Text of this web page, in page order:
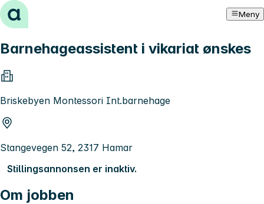
Hopp til innhold Meny
Barnehageassistent i vikariat ønskes
Briskebyen Montessori Int.barnehage
Stangevegen 52, 2317 Hamar
Stillingsannonsen er inaktiv.
Om jobben